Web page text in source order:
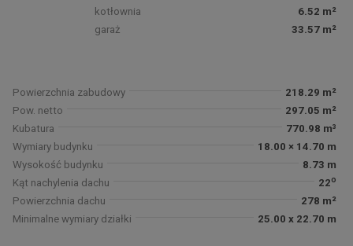
kotłownia
6.52 m²
garaż
33.57 m²
Powierzchnia zabudowy
218.29 m²
Pow. netto
297.05 m²
Kubatura
770.98 m³
Wymiary budynku
18.00 × 14.70 m
Wysokość budynku
8.73 m
Kąt nachylenia dachu
22o
Powierzchnia dachu
278 m²
Minimalne wymiary działki
25.00 x 22.70 m